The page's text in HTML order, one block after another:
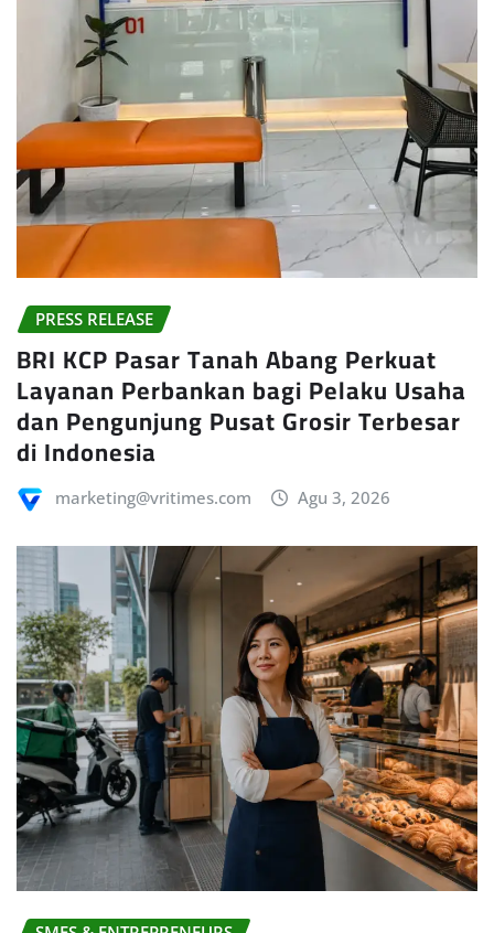
PRESS RELEASE
BRI KCP Pasar Tanah Abang Perkuat
Layanan Perbankan bagi Pelaku Usaha
dan Pengunjung Pusat Grosir Terbesar
di Indonesia
marketing@vritimes.com Agu 3, 2026